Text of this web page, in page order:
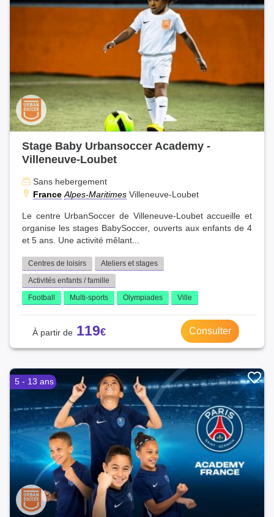
Stage Baby Urbansoccer Academy -
Villeneuve-Loubet
Sans hebergement
France Alpes-Maritimes Villeneuve-Loubet
Le centre UrbanSoccer de Villeneuve-Loubet accueille et
organise les stages BabySoccer, ouverts aux enfants de 4
et 5 ans. Une activité mêlant...
Centres de loisirs
Ateliers et stages
Activités enfants / famille
Football
Multi-sports Olympiades Ville
119 Consulter
5 - 13 ans